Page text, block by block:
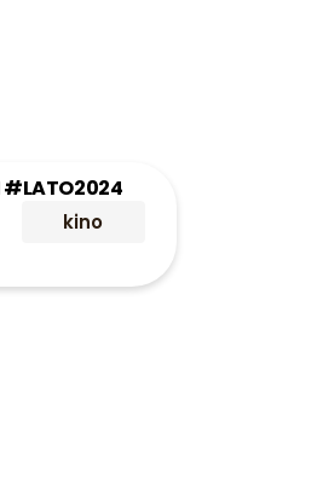
#LATO2024
kino